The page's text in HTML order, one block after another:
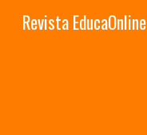
Revista EducaOnline